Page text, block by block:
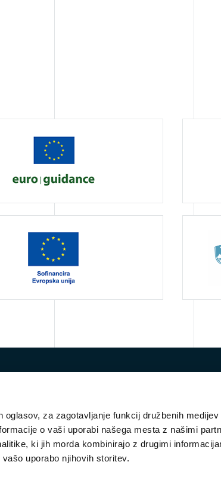
za zagotavljanje funkcij družbenih medijev
o vaši uporabi našega mesta z našimi
ki jih morda kombinirajo z drugimi
uporabo njihovih storitev.
E-mail: vko@ess.gov.si